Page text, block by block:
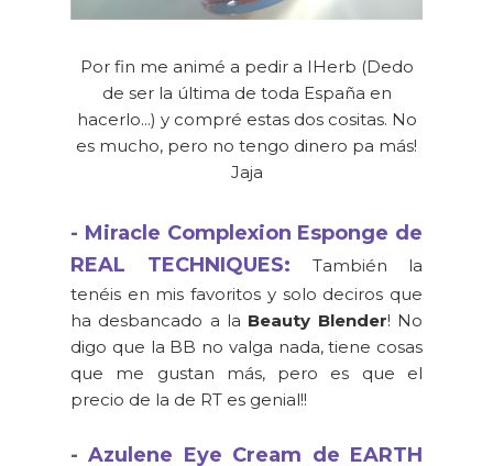
Por fin me animé a pedir a IHerb (Dedo
de ser la última de toda España en
hacerlo...) y compré estas dos cositas. No
es mucho, pero no tengo dinero pa más!
Jaja
- Miracle Complexion Esponge de
REAL TECHNIQUES: También la
tenéis en mis favoritos y solo deciros que
ha desbancado a la Beauty Blender! No
digo que la BB no valga nada, tiene cosas
que me gustan más, pero es que el
precio de la de RT es genial!!
- Azulene Eye Cream de EARTH